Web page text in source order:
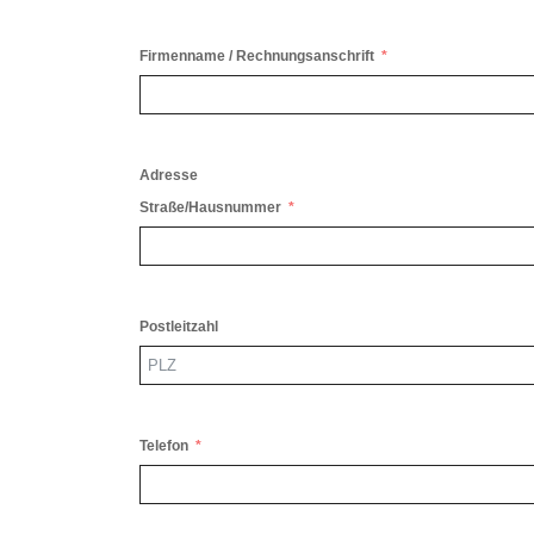
Firmenname / Rechnungsanschrift
Adresse
Straße/Hausnummer
Postleitzahl
Telefon